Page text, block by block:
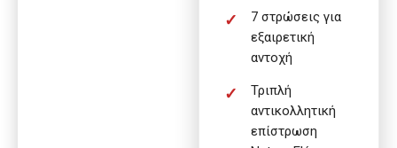
7 στρώσεις για
εξαιρετική
αντοχή
Τριπλή
αντικολλητική
επίστρωση